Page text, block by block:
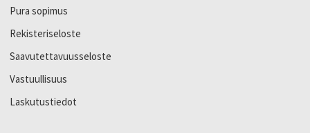
Pura sopimus
Rekisteriseloste
Saavutettavuusseloste
Vastuullisuus
Laskutustiedot